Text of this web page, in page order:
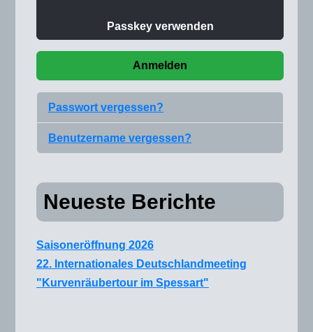
Passkey verwenden
Anmelden
Passwort vergessen?
Benutzername vergessen?
Neueste Berichte
Saisoneröffnung 2026
22. Internationales Deutschlandmeeting
"Kurvenräubertour im Spessart"